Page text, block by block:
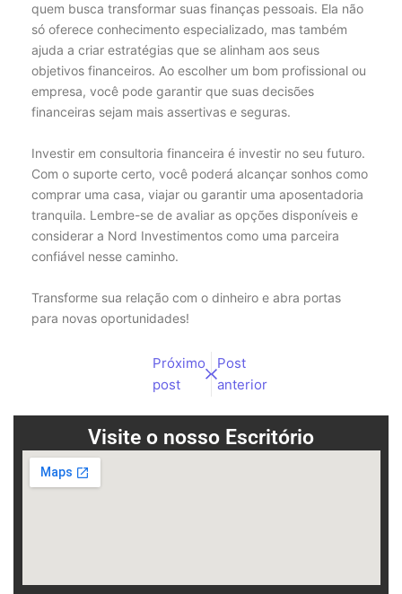
quem busca transformar suas finanças pessoais. Ela não
só oferece conhecimento especializado, mas também
ajuda a criar estratégias que se alinham aos seus
objetivos financeiros. Ao escolher um bom profissional ou
empresa, você pode garantir que suas decisões
financeiras sejam mais assertivas e seguras.
Investir em consultoria financeira é investir no seu futuro.
Com o suporte certo, você poderá alcançar sonhos como
comprar uma casa, viajar ou garantir uma aposentadoria
tranquila. Lembre-se de avaliar as opções disponíveis e
considerar a Nord Investimentos como uma parceira
confiável nesse caminho.
Transforme sua relação com o dinheiro e abra portas
para novas oportunidades!
Post
anterior
Próximo
post
Visite o nosso Escritório